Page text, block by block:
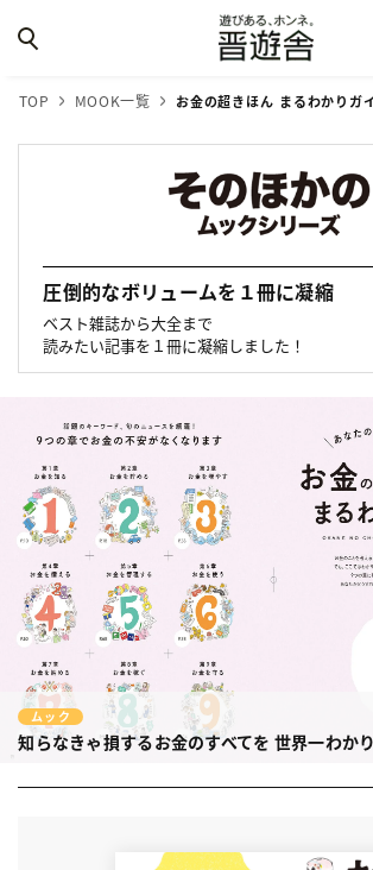
TOP MOOK一覧 お金の超きほん まるわかりガ
圧倒的なボリュームを１冊に凝縮
ベスト雑誌から大全まで
読みたい記事を１冊に凝縮しました！
ムック
知らなきゃ損するお金のすべてを 世界一わか